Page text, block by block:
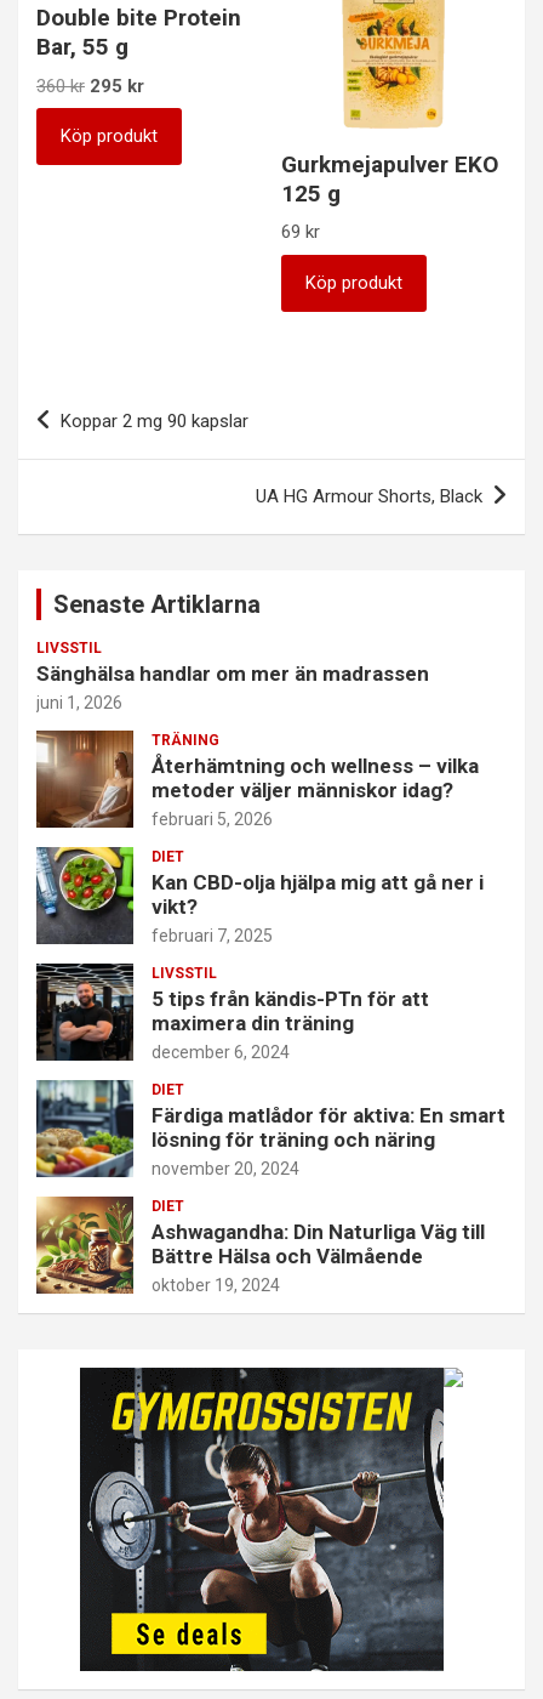
Double bite Protein
Bar, 55 g
360kr Det
ursprungliga
priset
var:
295 krDet
nuvarande
priset
är:
Köp produkt
Gurkmejapulver EKO
125 g
69 kr
Köp produkt
Inläggsnavigering
Koppar 2 mg 90 kapslar
UA HG Armour Shorts, Black
Senaste Artiklarna
LIVSSTIL
Sänghälsa handlar om mer än madrassen
juni 1, 2026
TRÄNING
Återhämtning och wellness – vilka
metoder väljer människor idag?
februari 5, 2026
DIET
Kan CBD-olja hjälpa mig att gå ner i
vikt?
februari 7, 2025
LIVSSTIL
5 tips från kändis-PTn för att
maximera din träning
december 6, 2024
DIET
Färdiga matlådor för aktiva: En smart
lösning för träning och näring
november 20, 2024
DIET
Ashwagandha: Din Naturliga Väg till
Bättre Hälsa och Välmående
oktober 19, 2024